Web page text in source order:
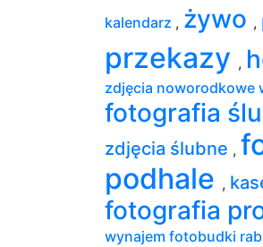
kalendarz , żywo ,
przekazy ,
zdjęcia noworodkowe
fotografia
zdjęcia ślubne ,
podhale ,
fotografia
wynajem fotobudki